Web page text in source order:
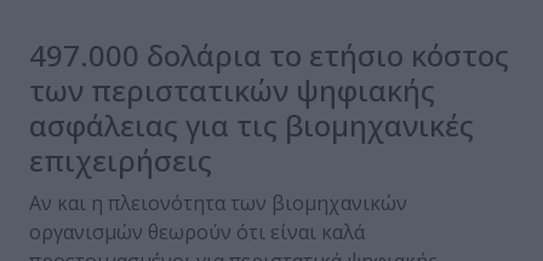
497.000 δολάρια το ετήσιο κόστος
των περιστατικών ψηφιακής
ασφάλειας για τις βιομηχανικές
επιχειρήσεις
Αν και η πλειονότητα των βιομηχανικών
οργανισμών θεωρούν ότι είναι καλά